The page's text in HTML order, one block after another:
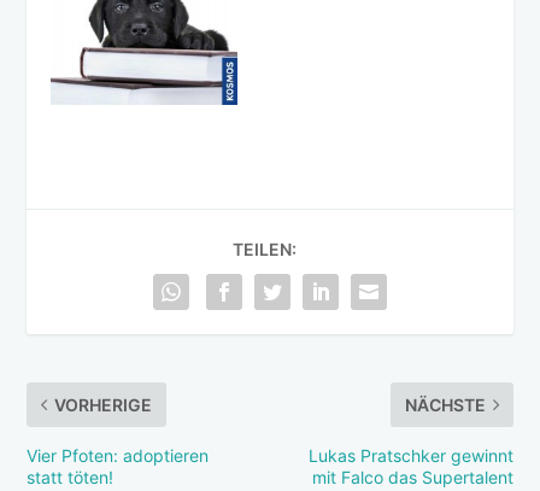
TEILEN:
VORHERIGE
Vier Pfoten: adoptieren
statt töten!
NÄCHSTE
Lukas Pratschker gewinnt
mit Falco das Supertalent